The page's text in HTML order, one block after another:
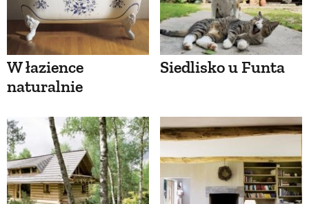
W łazience
naturalnie
Siedlisko u Funta